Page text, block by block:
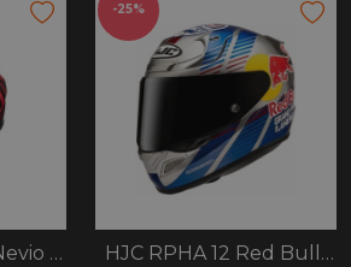
HJC F71 Carbon Nevio zwart/rood
-25%
HJC RPHA 12 Red Bull Austin GP